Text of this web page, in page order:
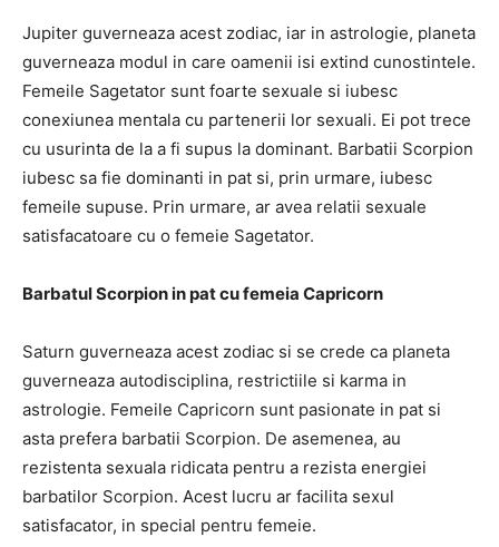
Jupiter guverneaza acest zodiac, iar in astrologie, planeta
guverneaza modul in care oamenii isi extind cunostintele.
Femeile Sagetator sunt foarte sexuale si iubesc
conexiunea mentala cu partenerii lor sexuali. Ei pot trece
cu usurinta de la a fi supus la dominant. Barbatii Scorpion
iubesc sa fie dominanti in pat si, prin urmare, iubesc
femeile supuse. Prin urmare, ar avea relatii sexuale
satisfacatoare cu o femeie Sagetator.
Barbatul Scorpion in pat cu femeia Capricorn
Saturn guverneaza acest zodiac si se crede ca planeta
guverneaza autodisciplina, restrictiile si karma in
astrologie. Femeile Capricorn sunt pasionate in pat si
asta prefera barbatii Scorpion. De asemenea, au
rezistenta sexuala ridicata pentru a rezista energiei
barbatilor Scorpion. Acest lucru ar facilita sexul
satisfacator, in special pentru femeie.